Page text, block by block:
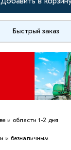
Быстрый заказ
и области 1-2 дня
и безналичным